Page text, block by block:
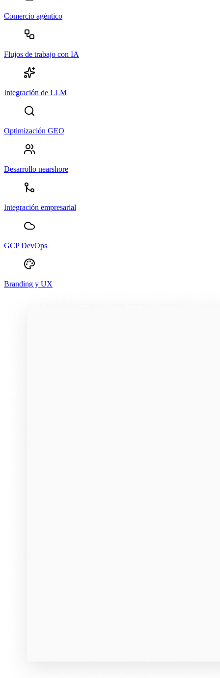
Comercio agéntico
Flujos de trabajo con IA
Integración de LLM
Optimización GEO
Desarrollo nearshore
Integración empresarial
GCP DevOps
Branding y UX